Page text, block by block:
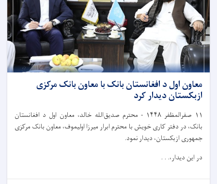
معاون اول د افغانستان بانک با معاون بانک مرکزی
ازبکستان دیدار کرد
۱۱ صفرالمظفر ۱۴۴۸ - محترم صدیق‌الله خالد، معاون اول د افغانستان
بانک، در دفتر کاری خویش با محترم ابرار میرزا اولیموف، معاون بانک مرکزی
جمهوری ازبکستان، دیدار نمود.
در این دیدار،. . .